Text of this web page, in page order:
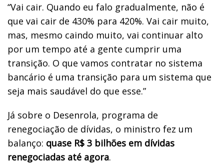
“Vai cair. Quando eu falo gradualmente, não é
que vai cair de 430% para 420%. Vai cair muito,
mas, mesmo caindo muito, vai continuar alto
por um tempo até a gente cumprir uma
transição. O que vamos contratar no sistema
bancário é uma transição para um sistema que
seja mais saudável do que esse.”
Já sobre o Desenrola, programa de
renegociação de dívidas, o ministro fez um
balanço: quase R$ 3 bilhões em dívidas
renegociadas até agora.